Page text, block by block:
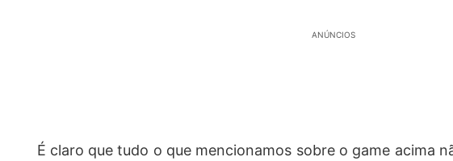
ANÚNCIOS
É claro que tudo o que mencionamos sobre o game acima